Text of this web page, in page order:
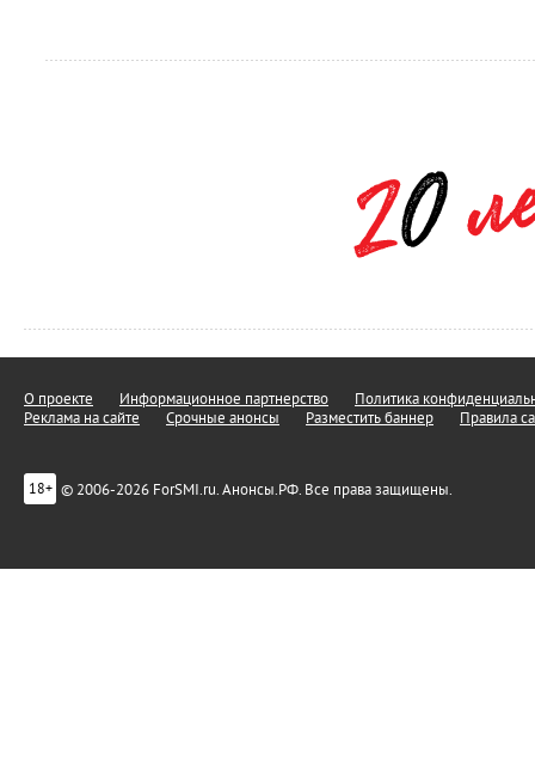
О проекте Информационное партнерство
Политика
Реклама на сайте
Срочные анонсы Разместить баннер Правила
18+ © 2006-2026 ForSMI.ru. Анонсы.РФ. Все права защищены.